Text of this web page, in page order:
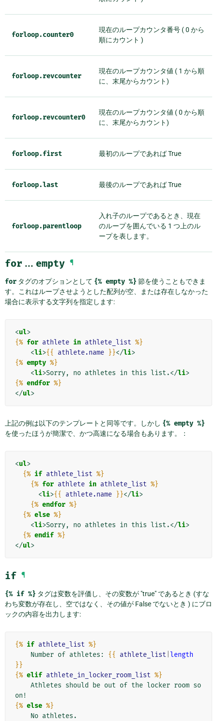
forloop.counter0
現在のループカウンタ番号 ( 0 から
順にカウント )
forloop.revcounter
現在のループカウンタ値 ( 1 から順
に、末尾からカウント)
forloop.revcounter0
現在のループカウンタ値 ( 0 から順
に、末尾からカウント)
forloop.first 最初のループであれば True
forloop.last 最後のループであれば True
forloop.parentloop
入れ子のループであるとき、現在
のループを囲んでいる 1 つ上のル
ープを表します。
for ... empty ¶
for タグのオプションとして {% empty %} 節を使うこともできま
す。これはループさせようとした配列が空、または存在しなかった
場合に表示する文字列を指定します:
<ul>
{% for athlete in athlete_list %}
<li>{{ athlete.name }}</li>
{% empty %}
<li>Sorry, no athletes in this list.</li>
{% endfor %}
</ul>
上記の例は以下のテンプレートと同等です。しかし {% empty %}
を使ったほうが簡潔で、かつ高速になる場合もあります。：
<ul>
{% if athlete_list %}
{% for athlete in athlete_list %}
<li>{{ athlete.name }}</li>
{% endfor %}
{% else %}
<li>Sorry, no athletes in this list.</li>
{% endif %}
</ul>
if ¶
{% if %} タグは変数を評価し、その変数が "true" であるとき (すな
わち変数が存在し、空ではなく、その値が False でないとき ) にブロ
ックの内容を出力します:
{% if athlete_list %}
    Number of athletes:
{{ athlete_list length
}}
{% elif athlete_in_locker_room_list %}
{% else %}